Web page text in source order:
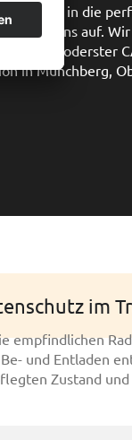
Fahrzeug in die
zu uns auf.
mit moderster
in Münchberg,
im
empfindlichen
und Entladen
Zustand